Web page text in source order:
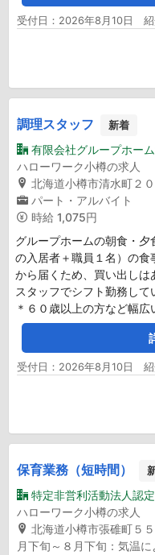
受付日：2026年8月10日 紹
調理スタッフ 新着
有限会社グループホー
ハローワーク小樽の求人
北海道小樽市清水町２
パート・アルバイト
時給 1,075円
グループホームの朝食・
の入居者＋職員１名）の
から届くため、買い出し
スタッフでシフト勤務し
＊６０歳以上の方など幅
受付日：2026年8月10日 紹
保育業務（短時間）
特定非営利活動法人認
ハローワーク小樽の求人
北海道小樽市張碓町５
月下旬～８月下旬：気温